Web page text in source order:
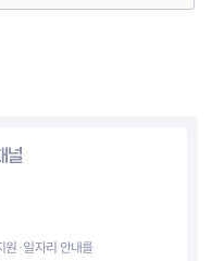
널
원·일자리 안내를